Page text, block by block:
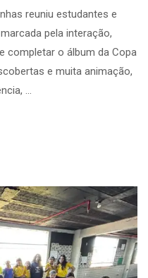
reuniu estudantes e
pela interação,
completar o álbum da Copa
e muita animação,
…